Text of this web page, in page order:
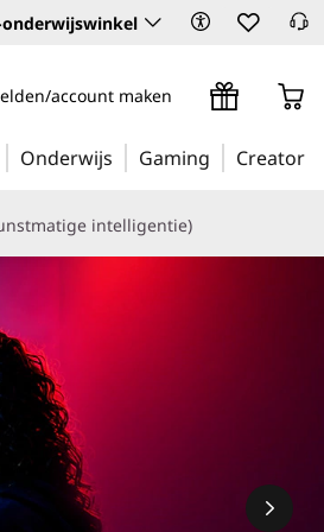
onderwijswinkel
account maken
Onderwijs Gaming Creator
intelligentie)